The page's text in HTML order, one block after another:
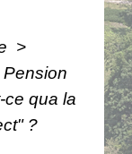
>
Pension
ce qua la
?